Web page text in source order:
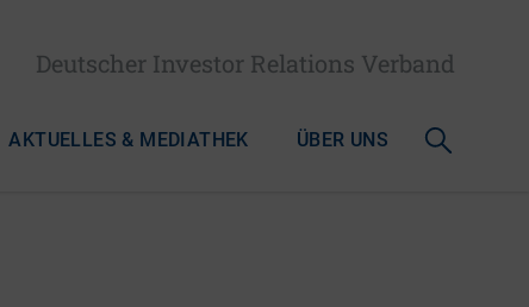
Deutscher Investor Relations Verband
AKTUELLES & MEDIATHEK ÜBER UNS